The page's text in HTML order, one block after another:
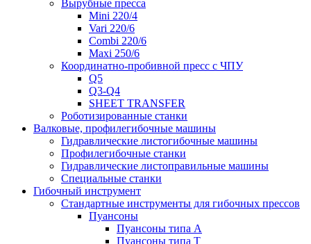
Вырубные пресса
Mini 220/4
Vari 220/6
Combi 220/6
Maxi 250/6
Координатно-пробивной пресс с ЧПУ
Q5
Q3-Q4
SHEET TRANSFER
Роботизированные станки
Валковые, профилегибочные машины
Гидравлические листогибочные машины
Профилегибочные станки
Гидравлические листоправильные машины
Специальные станки
Гибочный инструмент
Стандартные инструменты для гибочных прессов
Пуансоны
Пуансоны типа A
Пуансоны типа T